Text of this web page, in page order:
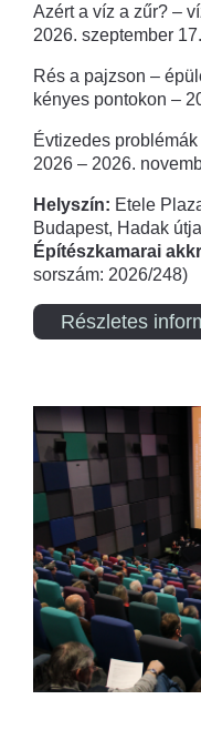
Azért a víz a zűr? –
2026. szeptember 17.
Rés a pajzson –
kényes pontokon –
Évtizedes
2026 – 2026.
Helyszín: Etele
Budapest, Hadak
Építészkamarai
sorszám: 2026/248)
Részletes